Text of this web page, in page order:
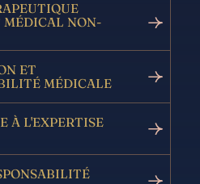
MÉDICAL NON-
ET
MÉDICALE
À L'EXPERTISE